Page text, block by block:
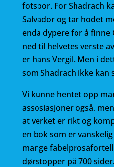
fotspor. For Shadrach
Salvador og tar hodet
enda dypere for å finne
ned til helvetes verste
er hans Vergil. Men i
som Shadrach ikke kan
Vi kunne hentet opp
assosiasjoner også,
at verket er rikt og
en bok som er
mange
dørstopper på 700